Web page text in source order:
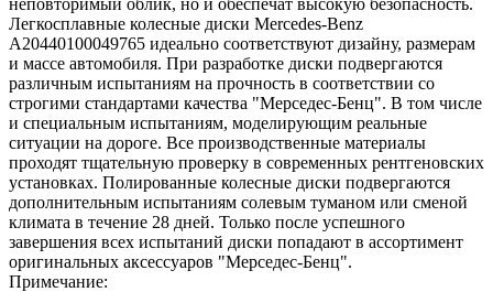
Легкосплавные колесные диски Mercedes-Benz
A20440100049765 идеально соответствуют дизайну, размерам
и массе автомобиля. При разработке диски подвергаются
различным испытаниям на прочность в соответствии со
строгими стандартами качества "Мерседес-Бенц". В том числе
и специальным испытаниям, моделирующим реальные
ситуации на дороге. Все производственные материалы
проходят тщательную проверку в современных рентгеновских
установках. Полированные колесные диски подвергаются
дополнительным испытаниям солевым туманом или сменой
климата в течение 28 дней. Только после успешного
завершения всех испытаний диски попадают в ассортимент
оригинальных аксессуаров "Мерседес-Бенц".
Примечание: